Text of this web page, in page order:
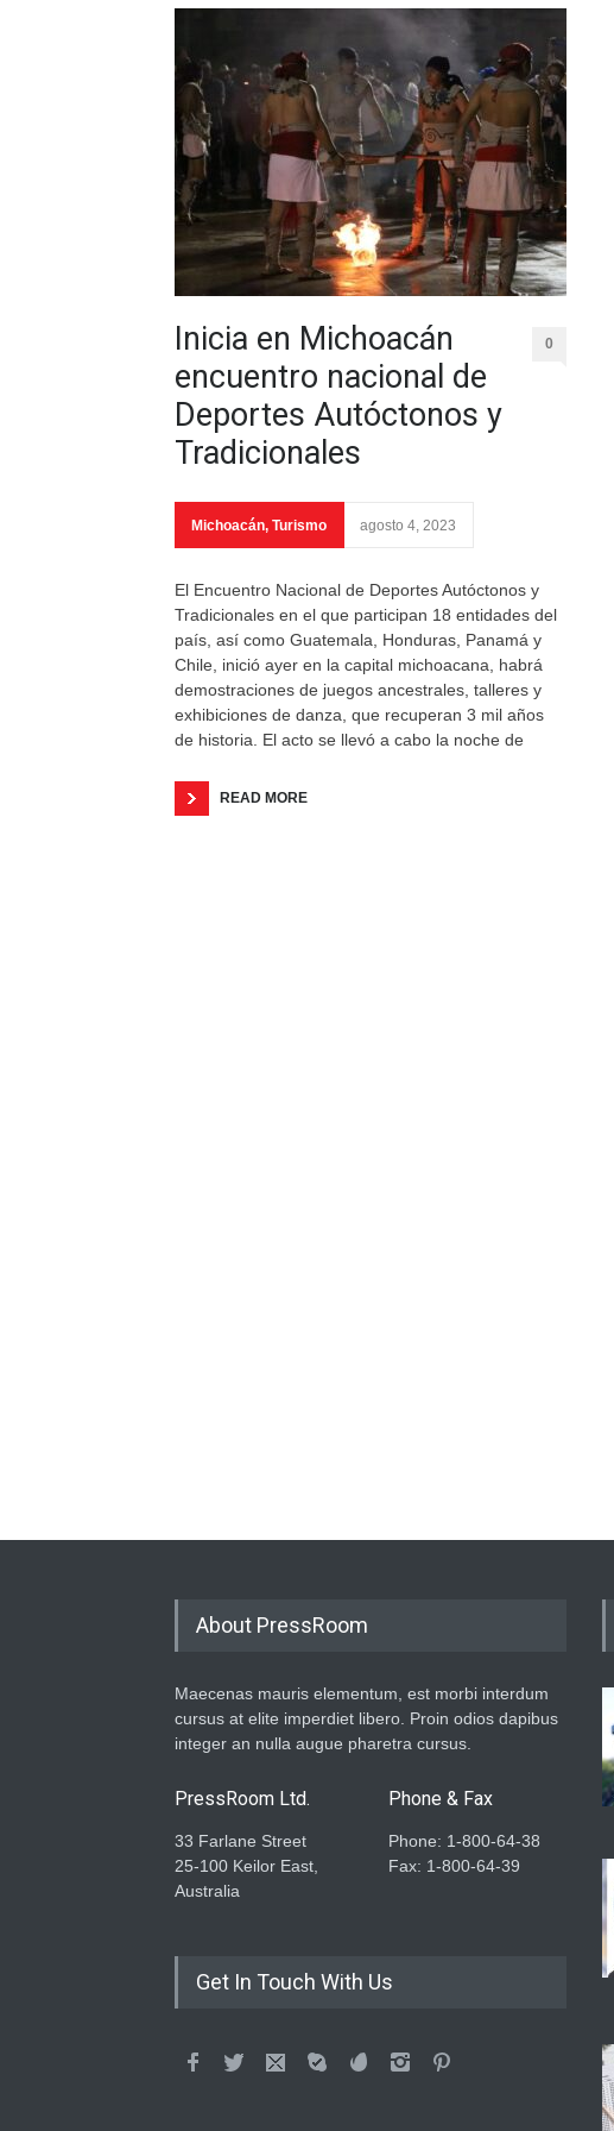
Inicia en Michoacán
encuentro nacional de
Deportes Autóctonos y
Tradicionales
0
Michoacán, Turismo agosto 4, 2023
El Encuentro Nacional de Deportes Autóctonos y
Tradicionales en el que participan 18 entidades del
país, así como Guatemala, Honduras, Panamá y
Chile, inició ayer en la capital michoacana, habrá
demostraciones de juegos ancestrales, talleres y
exhibiciones de danza, que recuperan 3 mil años
de historia. El acto se llevó a cabo la noche de
READ MORE
About PressRoom
Maecenas mauris elementum, est morbi interdum
cursus at elite imperdiet libero. Proin odios dapibus
integer an nulla augue pharetra cursus.
PressRoom Ltd.
33 Farlane Street
25-100 Keilor East,
Australia
Phone & Fax
Phone: 1-800-64-38
Fax: 1-800-64-39
Get In Touch With Us